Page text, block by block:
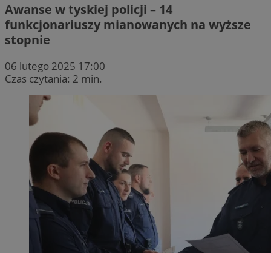
Awanse w tyskiej policji – 14
funkcjonariuszy mianowanych na wyższe
stopnie
06 lutego 2025 17:00
Czas czytania: 2 min.